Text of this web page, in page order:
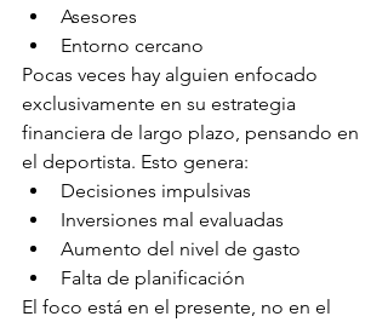
Asesores
Entorno cercano
Pocas veces hay alguien enfocado
exclusivamente en su estrategia
financiera de largo plazo, pensando en
el deportista. Esto genera:
Decisiones impulsivas
Inversiones mal evaluadas
Aumento del nivel de gasto
Falta de planificación
El foco está en el presente, no en el